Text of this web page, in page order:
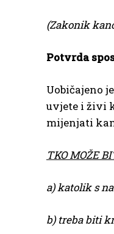
(Zakonik
Potvrda
Uobičajeno
uvjete i živi
mijenjati
TKO MOŽE
a) katolik s
b) treba biti